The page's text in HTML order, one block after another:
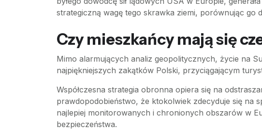
strategiczną wagę tego skrawka ziemi, porównując go
Czy mieszkańcy mają się
Mimo alarmujących analiz geopolitycznych, życie na
najpiękniejszych zakątków Polski, przyciągającym
Współczesna strategia obronna opiera się na
prawdopodobieństwo, że ktokolwiek zdecyduje się na
najlepiej monitorowanych i chronionych obszarów w
bezpieczeństwa.